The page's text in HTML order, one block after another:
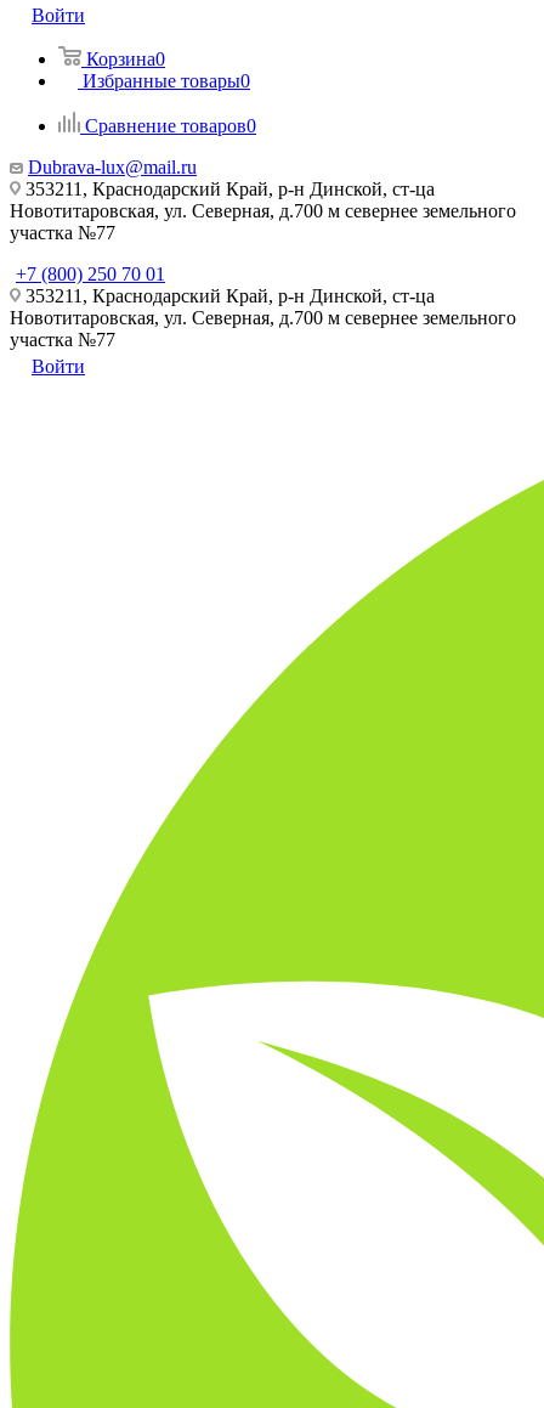
Войти
Корзина0
Избранные товары0
Сравнение товаров0
Dubrava-lux@mail.ru
353211, Краснодарский Край, р-н Динской, ст-ца
Новотитаровская, ул. Северная, д.700 м севернее земельного
участка №77
+7 (800) 250 70 01
353211, Краснодарский Край, р-н Динской, ст-ца
Новотитаровская, ул. Северная, д.700 м севернее земельного
участка №77
Войти